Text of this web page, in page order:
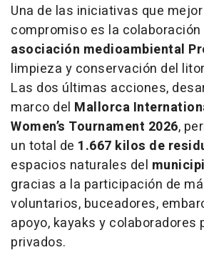
Una de las iniciativas que
compromiso es la colaboración
asociación medioambiental
limpieza y conservación del
Las dos últimas acciones,
marco del Mallorca
Women’s Tournament 2026,
un total de 1.667 kilos de
espacios naturales del
gracias a la participación de
voluntarios, buceadores,
apoyo, kayaks y colaboradores
privados.